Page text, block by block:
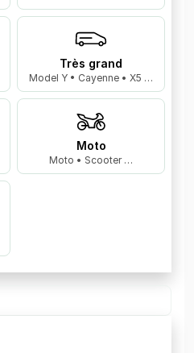
Très grand
Model Y • Cayenne • X5 …
Moto
Moto • Scooter …